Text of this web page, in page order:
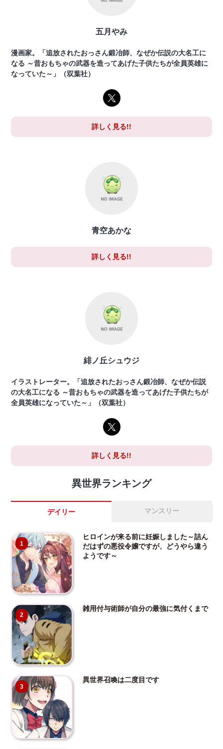
五月やみ
漫画家。「追放されたおっさん鍛冶師、なぜか伝説の大名工に
なる ～昔おもちゃの武器を造ってあげた子供たちが全員英雄に
なっていた～」（双葉社）
詳しく見る!!
青空あかな
詳しく見る!!
緋ノ丘シュウジ
イラストレーター。「追放されたおっさん鍛冶師、なぜか伝説
の大名工になる ～昔おもちゃの武器を造ってあげた子供たちが
全員英雄になっていた～」（双葉社）
詳しく見る!!
異世界ランキング
デイリー マンスリー
1
ヒロインが来る前に妊娠しました～詰ん
だはずの悪役令嬢ですが、どうやら違う
ようです～
2
雑用付与術師が自分の最強に気付くまで
3
異世界召喚は二度目です